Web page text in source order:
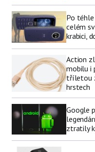
Po
celém
krabici,
Action
mobilu i
tříletou
hrstech
Google
ztratily